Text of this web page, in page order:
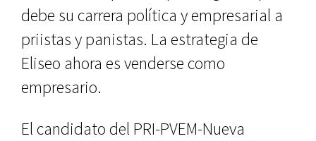
debe su carrera política y empresarial a
priistas y panistas. La estrategia de
Eliseo ahora es venderse como
empresario.
El candidato del PRI-PVEM-Nueva